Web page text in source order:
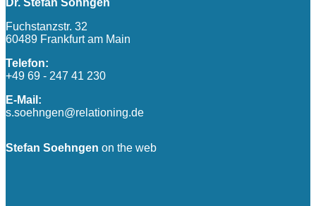
Fuchstanzstr. 32
60489 Frankfurt am Main
Telefon:
+49 69 - 247 41 230
E-Mail:
s.soehngen@relationing.de
Stefan Soehngen on the web